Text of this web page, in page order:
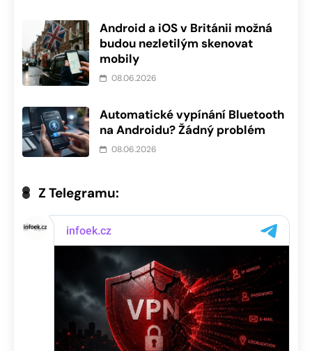
Android a iOS v Británii možná
budou nezletilým skenovat
mobily
08.06.2026
Automatické vypínání Bluetooth
na Androidu? Žádný problém
08.06.2026
Z Telegramu: